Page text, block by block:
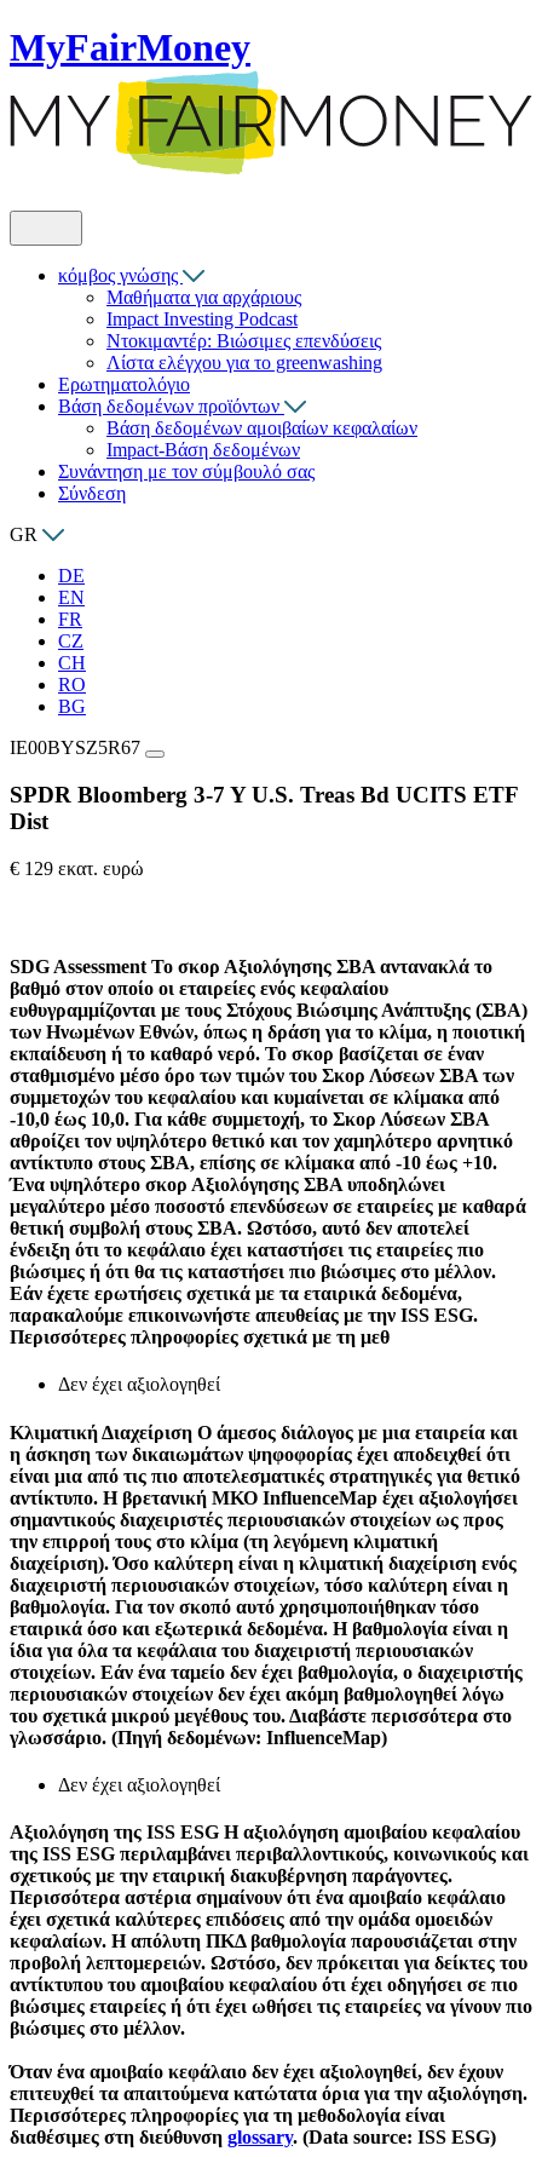
MyFairMoney
κόμβος γνώσης
Μαθήματα για αρχάριους
Impact Investing Podcast
Ντοκιμαντέρ: Βιώσιμες επενδύσεις
Λίστα ελέγχου για το greenwashing
Ερωτηματολόγιο
Βάση δεδομένων προϊόντων
Βάση δεδομένων αμοιβαίων κεφαλαίων
Impact-Βάση δεδομένων
Συνάντηση με τον σύμβουλό σας
Σύνδεση
GR
DE
EN
FR
CZ
CH
RO
BG
IE00BYSZ5R67
SPDR Bloomberg 3-7 Y U.S. Treas Bd UCITS ETF
Dist
€ 129 εκατ. ευρώ
SDG Assessment Το σκορ Αξιολόγησης ΣΒΑ αντανακλά το
βαθμό στον οποίο οι εταιρείες ενός κεφαλαίου
ευθυγραμμίζονται με τους Στόχους Βιώσιμης Ανάπτυξης (ΣΒΑ)
των Ηνωμένων Εθνών, όπως η δράση για το κλίμα, η ποιοτική
εκπαίδευση ή το καθαρό νερό. Το σκορ βασίζεται σε έναν
σταθμισμένο μέσο όρο των τιμών του Σκορ Λύσεων ΣΒΑ των
συμμετοχών του κεφαλαίου και κυμαίνεται σε κλίμακα από
-10,0 έως 10,0. Για κάθε συμμετοχή, το Σκορ Λύσεων ΣΒΑ
αθροίζει τον υψηλότερο θετικό και τον χαμηλότερο αρνητικό
αντίκτυπο στους ΣΒΑ, επίσης σε κλίμακα από -10 έως +10.
Ένα υψηλότερο σκορ Αξιολόγησης ΣΒΑ υποδηλώνει
μεγαλύτερο μέσο ποσοστό επενδύσεων σε εταιρείες με καθαρά
θετική συμβολή στους ΣΒΑ. Ωστόσο, αυτό δεν αποτελεί
ένδειξη ότι το κεφάλαιο έχει καταστήσει τις εταιρείες πιο
βιώσιμες ή ότι θα τις καταστήσει πιο βιώσιμες στο μέλλον.
Εάν έχετε ερωτήσεις σχετικά με τα εταιρικά δεδομένα,
παρακαλούμε επικοινωνήστε απευθείας με την ISS ESG.
Περισσότερες πληροφορίες σχετικά με τη μεθ
Δεν έχει αξιολογηθεί
Κλιματική Διαχείριση Ο άμεσος διάλογος με μια εταιρεία και
η άσκηση των δικαιωμάτων ψηφοφορίας έχει αποδειχθεί ότι
είναι μια από τις πιο αποτελεσματικές στρατηγικές για θετικό
αντίκτυπο. Η βρετανική ΜΚΟ InfluenceMap έχει αξιολογήσει
σημαντικούς διαχειριστές περιουσιακών στοιχείων ως προς
την επιρροή τους στο κλίμα (τη λεγόμενη κλιματική
διαχείριση). Όσο καλύτερη είναι η κλιματική διαχείριση ενός
διαχειριστή περιουσιακών στοιχείων, τόσο καλύτερη είναι η
βαθμολογία. Για τον σκοπό αυτό χρησιμοποιήθηκαν τόσο
εταιρικά όσο και εξωτερικά δεδομένα. Η βαθμολογία είναι η
ίδια για όλα τα κεφάλαια του διαχειριστή περιουσιακών
στοιχείων. Εάν ένα ταμείο δεν έχει βαθμολογία, ο διαχειριστής
περιουσιακών στοιχείων δεν έχει ακόμη βαθμολογηθεί λόγω
του σχετικά μικρού μεγέθους του. Διαβάστε περισσότερα στο
γλωσσάριο. (Πηγή δεδομένων: InfluenceMap)
Δεν έχει αξιολογηθεί
Αξιολόγηση της ISS ESG Η αξιολόγηση αμοιβαίου κεφαλαίου
της ISS ESG περιλαμβάνει περιβαλλοντικούς, κοινωνικούς και
σχετικούς με την εταιρική διακυβέρνηση παράγοντες.
Περισσότερα αστέρια σημαίνουν ότι ένα αμοιβαίο κεφάλαιο
έχει σχετικά καλύτερες επιδόσεις από την ομάδα ομοειδών
κεφαλαίων. Η απόλυτη ΠΚΔ βαθμολογία παρουσιάζεται στην
προβολή λεπτομερειών. Ωστόσο, δεν πρόκειται για δείκτες του
αντίκτυπου του αμοιβαίου κεφαλαίου ότι έχει οδηγήσει σε πιο
βιώσιμες εταιρείες ή ότι έχει ωθήσει τις εταιρείες να γίνουν πιο
βιώσιμες στο μέλλον.
Όταν ένα αμοιβαίο κεφάλαιο δεν έχει αξιολογηθεί, δεν έχουν
επιτευχθεί τα απαιτούμενα κατώτατα όρια για την αξιολόγηση.
Περισσότερες πληροφορίες για τη μεθοδολογία είναι
διαθέσιμες στη διεύθυνση glossary. (Data source: ISS ESG)